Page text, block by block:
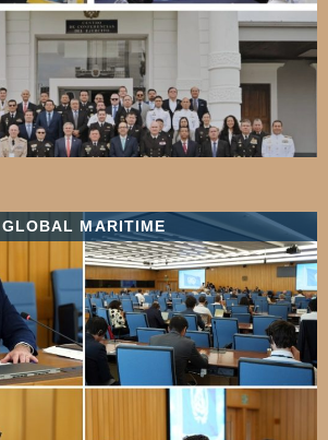
GLOBAL MARITIME